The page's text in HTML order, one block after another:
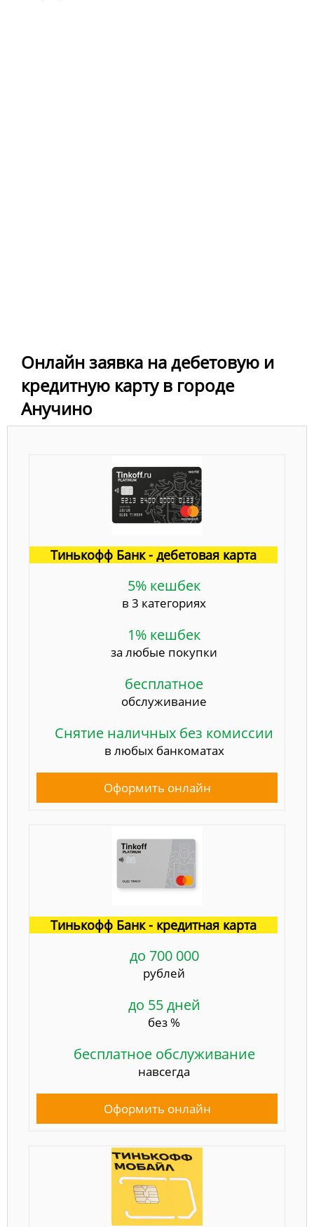
Онлайн заявка на дебетовую и
кредитную карту в городе
Анучино
Тинькофф Банк - дебетовая карта
5% кешбек
в 3 категориях
1% кешбек
за любые покупки
бесплатное
обслуживание
Снятие наличных без комиссии
в любых банкоматах
Оформить онлайн
Тинькофф Банк - кредитная карта
до 700 000
рублей
до 55 дней
без %
бесплатное обслуживание
навсегда
Оформить онлайн